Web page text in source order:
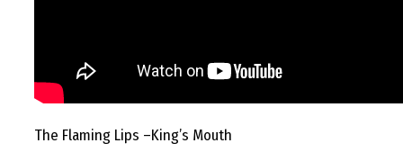
The Flaming Lips –King’s Mouth